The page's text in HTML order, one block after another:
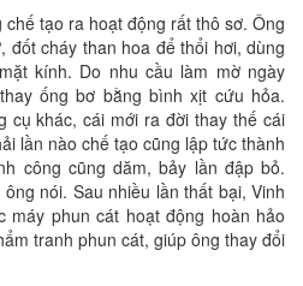
tạo ra hoạt động rất thô sơ. Ông
đốt cháy than hoa để thổi hơi, dùng
kính. Do nhu cầu làm mờ ngày
ống bơ bằng bình xịt cứu hỏa.
cụ khác, cái mới ra đời thay thế cái
lần nào chế tạo cũng lập tức thành
công cũng dăm, bảy lần đập bỏ.
nói. Sau nhiều lần thất bại, Vinh
máy phun cát hoạt động hoàn hảo
tranh phun cát, giúp ông thay đổi